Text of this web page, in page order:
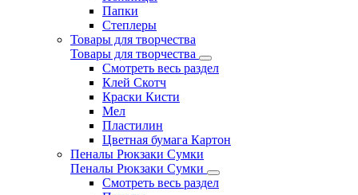
Папки
Степлеры
Товары для творчества
Товары для творчества
Смотреть весь раздел
Клей Скотч
Краски Кисти
Мел
Пластилин
Цветная бумага Картон
Пеналы Рюкзаки Сумки
Пеналы Рюкзаки Сумки
Смотреть весь раздел